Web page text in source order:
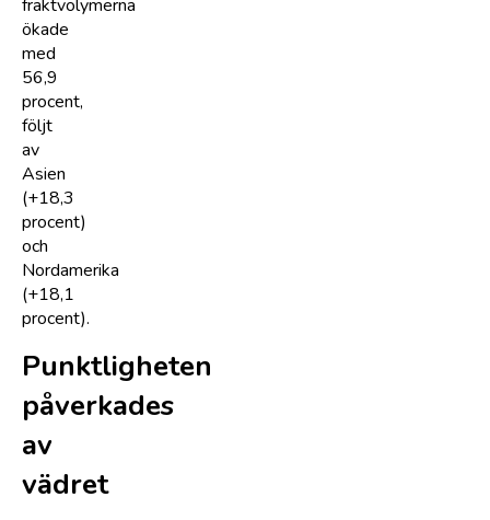
fraktvolymerna
ökade
med
56,9
procent,
följt
av
Asien
(+18,3
procent)
och
Nordamerika
(+18,1
procent).
Punktligheten
påverkades
av
vädret